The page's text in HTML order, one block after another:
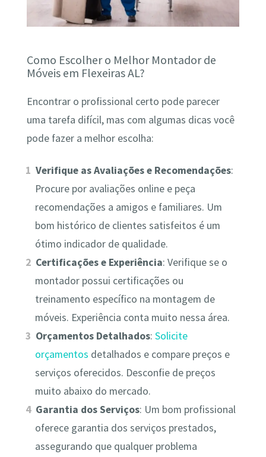
Como Escolher o Melhor Montador de
Móveis em Flexeiras AL?
Encontrar o profissional certo pode parecer
uma tarefa difícil, mas com algumas dicas você
pode fazer a melhor escolha:
Verifique as Avaliações e Recomendações:
Procure por avaliações online e peça
recomendações a amigos e familiares. Um
bom histórico de clientes satisfeitos é um
ótimo indicador de qualidade.
Certificações e Experiência: Verifique se o
montador possui certificações ou
treinamento específico na montagem de
móveis. Experiência conta muito nessa área.
Orçamentos Detalhados:Solicite
orçamentos detalhados e compare preços e
serviços oferecidos. Desconfie de preços
muito abaixo do mercado.
Garantia dos Serviços: Um bom profissional
oferece garantia dos serviços prestados,
assegurando que qualquer problema